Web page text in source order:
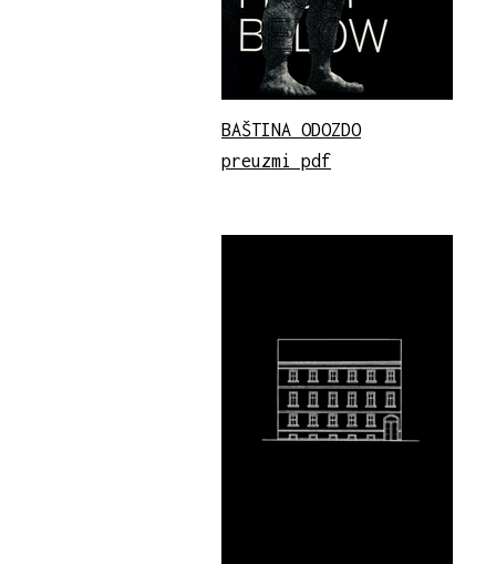
BAŠTINA ODOZDO
preuzmi pdf